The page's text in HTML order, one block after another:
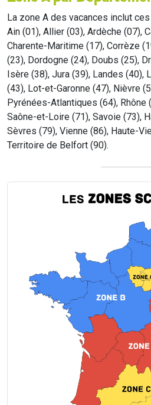
La zone A des vacances inclut ces
Ain (01), Allier (03), Ardèche (07),
Charente-Maritime (17), Corrèze
(23), Dordogne (24), Doubs (25),
Isère (38), Jura (39), Landes (40),
(43), Lot-et-Garonne (47), Nièvre
Pyrénées-Atlantiques (64), Rhône
Saône-et-Loire (71), Savoie (73),
Sèvres (79), Vienne (86), Haute-
Territoire de Belfort (90).